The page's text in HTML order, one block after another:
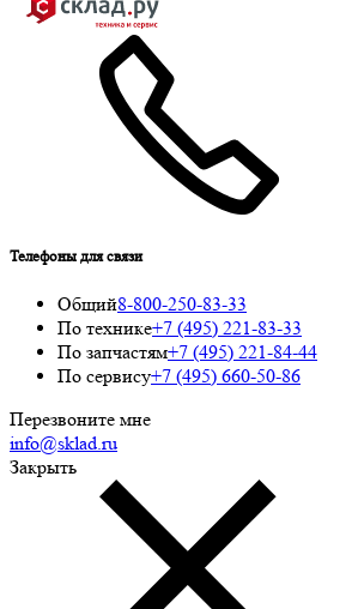
Телефоны для связи
Общий8-800-250-83-33
По технике+7 (495) 221-83-33
По запчастям+7 (495) 221-84-44
По сервису+7 (495) 660-50-86
Перезвоните мне
info@sklad.ru
Закрыть